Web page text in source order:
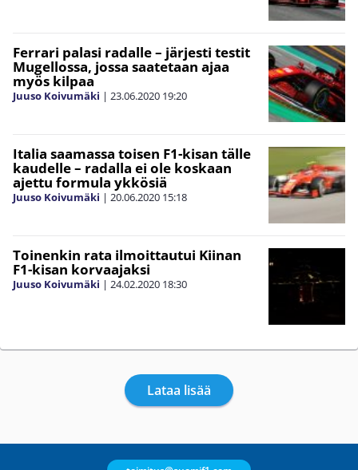
Ferrari palasi radalle – järjesti testit
Mugellossa, jossa saatetaan ajaa
myös kilpaa
Juuso Koivumäki | 23.06.2020 19:20
Italia saamassa toisen F1-kisan tälle
kaudelle – radalla ei ole koskaan
ajettu formula ykkösiä
Juuso Koivumäki | 20.06.2020 15:18
Toinenkin rata ilmoittautui Kiinan
F1-kisan korvaajaksi
Juuso Koivumäki | 24.02.2020 18:30
Lataa lisää